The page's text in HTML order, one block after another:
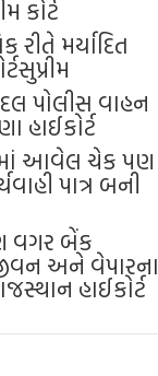
કોર્ટ
રીતે મર્યાદિત
પોલીસ વાહન
હાઈકોર્ટ
આવેલ ચેક પણ
પાત્ર બની
વગર બેંક
અને વેપારના
હાઈકોર્ટ